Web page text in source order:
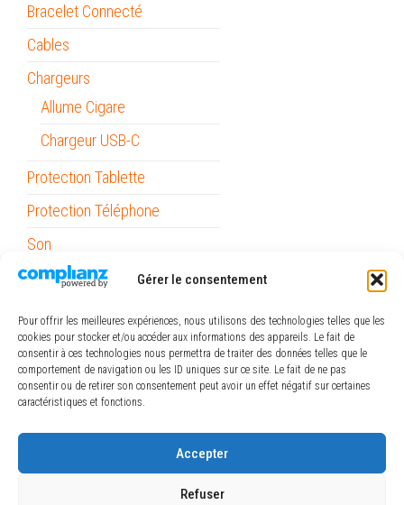
Gérer le consentement
Pour offrir les meilleures expériences, nous utilisons des technologies telles que les
cookies pour stocker et/ou accéder aux informations des appareils. Le fait de
consentir à ces technologies nous permettra de traiter des données telles que le
comportement de navigation ou les ID uniques sur ce site. Le fait de ne pas
consentir ou de retirer son consentement peut avoir un effet négatif sur certaines
caractéristiques et fonctions.
Accepter
Refuser
Bracelet Connecté
Cables
Chargeurs
Allume Cigare
Chargeur USB-C
Protection Tablette
Protection Téléphone
Son
Stylets
Outils
Papeterie / Bureau